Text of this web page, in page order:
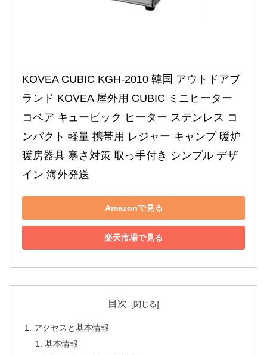
KOVEA CUBIC KGH-2010 韓国 アウトドアブ
ランド KOVEA 屋外用 CUBIC ミニヒーター
コベア キュービック ヒーター ステンレス コ
ンパクト 軽量 携帯用 レジャー キャンプ 暖炉
暖房器具 寒さ対策 取っ手付き シンプル デザ
イン 海外発送
Amazonで見る
楽天市場で見る
目次
アクセスと基本情報
基本情報